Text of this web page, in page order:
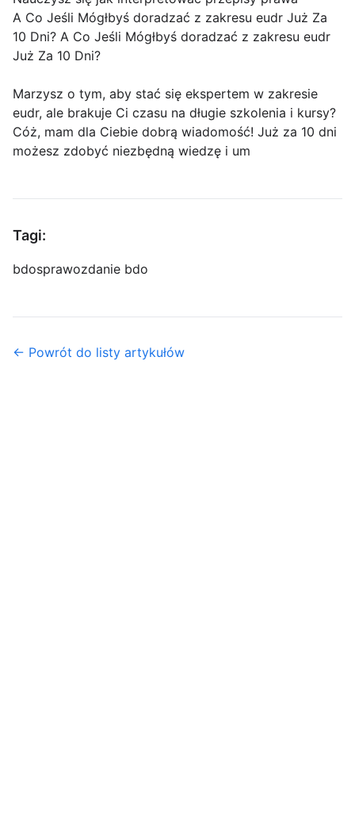
A Co Jeśli Mógłbyś doradzać z zakresu eudr Już Za
10 Dni? A Co Jeśli Mógłbyś doradzać z zakresu eudr
Już Za 10 Dni?
Marzysz o tym, aby stać się ekspertem w zakresie
eudr, ale brakuje Ci czasu na długie szkolenia i kursy?
Cóż, mam dla Ciebie dobrą wiadomość! Już za 10 dni
możesz zdobyć niezbędną wiedzę i um
Tagi:
bdosprawozdanie bdo
← Powrót do listy artykułów